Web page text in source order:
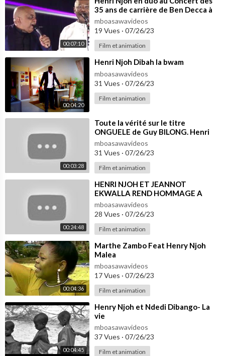
00:07:10
35 ans de carrière de Ben Decca à
Nanterre 24 Novembre 2018
mboasawavideos
19 Vues · 07/26/23
Film et animation
00:04:20
⁣Henri Njoh Dibah la bwam
mboasawavideos
31 Vues · 07/26/23
Film et animation
00:03:28
⁣Toute la vérité sur le titre
ONGUELE de Guy BILONG. Henri
NJOH est un mauvais usurpateur.
mboasawavideos
31 Vues · 07/26/23
Film et animation
00:24:48
⁣HENRI NJOH ET JEANNOT
EKWALLA REND HOMMAGE A
MANU DIBANGO
mboasawavideos
28 Vues · 07/26/23
Film et animation
00:04:36
⁣Marthe Zambo Feat Henry Njoh
Malea
mboasawavideos
17 Vues · 07/26/23
Film et animation
00:04:45
⁣Henry Njoh et Ndedi Dibango- La
vie
mboasawavideos
37 Vues · 07/26/23
Film et animation